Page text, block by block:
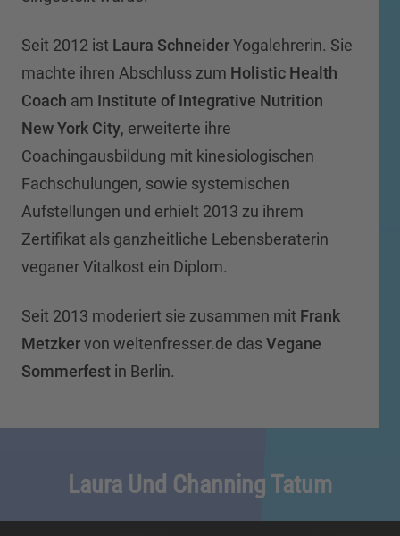
Seit 2012 ist Laura SchneiderYogalehrerin. Sie
machte ihren Abschluss zum Holistic Health
Coach am Institute of Integrative Nutrition
New York City, erweiterte ihre
Coachingausbildung mit kinesiologischen
Fachschulungen, sowie systemischen
Aufstellungen und erhielt 2013 zu ihrem
Zertifikat als ganzheitliche Lebensberaterin
veganer Vitalkost ein Diplom.
Seit 2013 moderiert sie zusammen mit Frank
Metzkervon weltenfresser.de dasVegane
Sommerfest in Berlin.
Laura Und Channing Tatum